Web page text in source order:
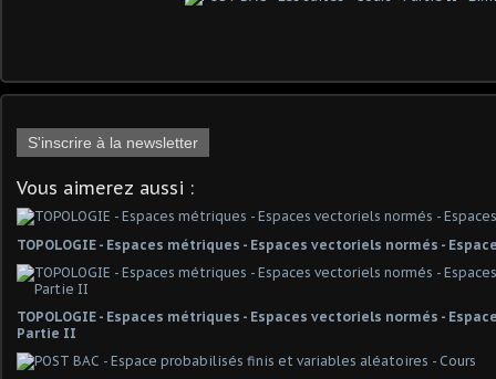
S'inscrire à la newsletter
Vous aimerez aussi :
TOPOLOGIE - Espaces métriques - Espaces vectoriels normés -
TOPOLOGIE - Espaces métriques - Espaces vectoriels normés -
Partie II